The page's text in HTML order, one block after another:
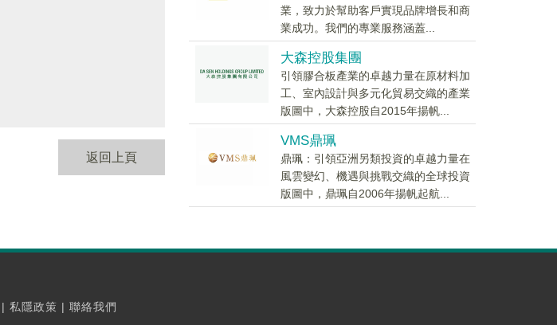
返回上頁
業，致力於幫助客戶實現品牌增長和商
業成功。我們的專業服務涵蓋...
大森控股集團
引領膠合板產業的卓越力量在原材料加
工、室內設計與多元化貿易交織的產業
版圖中，大森控股自2015年揚帆...
VMS鼎珮
鼎珮：引領亞洲另類投資的卓越力量在
風雲變幻、機遇與挑戰交織的全球投資
版圖中，鼎珮自2006年揚帆起航...
| 私隱政策 | 聯絡我們